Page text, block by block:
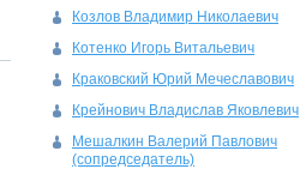
Козлов Владимир Николаевич
Котенко Игорь Витальевич
Краковский Юрий Мечеславович
Крейнович Владислав Яковлевич
Мешалкин Валерий Павлович
(сопредседатель)